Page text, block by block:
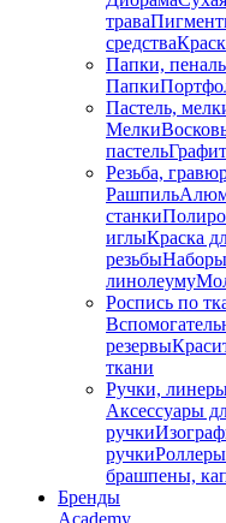
трава
средства
Папки,
Папки
Пастель,
Мелки
пастель
Резьба,
Рашпиль
станки
иглыКраска
резьбыНаборы
линолеуму
Роспись по
резервы
ткани
Ручки,
Аксессуары
ручки
ручкиРоллеры
брашпены,
Бренды
Academy